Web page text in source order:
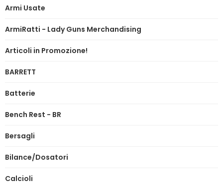
Armi Usate
ArmiRatti - Lady Guns Merchandising
Articoli in Promozione!
BARRETT
Batterie
Bench Rest - BR
Bersagli
Bilance/Dosatori
Calcioli